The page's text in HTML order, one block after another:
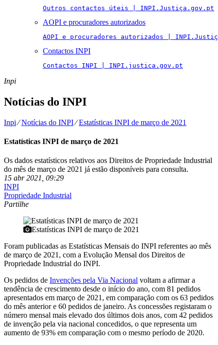
Outros contactos úteis | INPI.Justiça.gov.pt
AOPI e procuradores autorizados
AOPI e procuradores autorizados |
Contactos INPI
Contactos INPI | INPI.justica.gov.pt
Inpi
Notícias do INPI
Inpi⁄Notícias do INPI⁄Estatísticas INPI de março de 2021
Estatísticas INPI de março de 2021
Os dados estatísticos relativos aos Direitos de Propriedade Industrial
do mês de março de 2021 já estão disponíveis para consulta.
15 abr 2021, 09:29
INPI
Propriedade Industrial
Partilhe
Estatísticas INPI de março de 2021
Foram publicadas as Estatísticas Mensais do INPI referentes ao mês
de março de 2021, com a Evolução Mensal dos Direitos de
Propriedade Industrial do INPI.
Os pedidos de Invenções pela Via Nacional voltam a afirmar a
tendência de crescimento desde o início do ano, com 81 pedidos
apresentados em março de 2021, em comparação com os 63 pedidos
do mês anterior e 60 pedidos de janeiro. As concessões registaram o
número mensal mais elevado dos últimos dois anos, com 42 pedidos
de invenção pela via nacional concedidos, o que representa um
aumento de 93% em comparação com o mesmo período de 2020.